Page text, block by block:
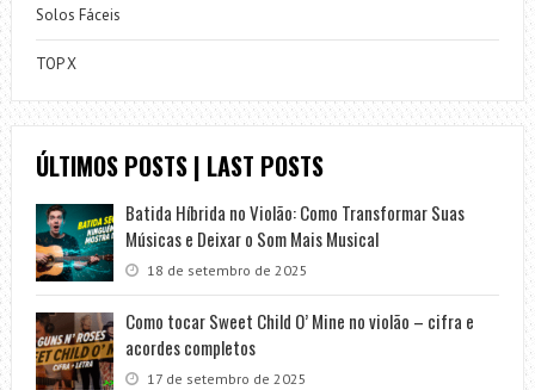
Solos Fáceis
TOP X
ÚLTIMOS POSTS | LAST POSTS
Batida Híbrida no Violão: Como Transformar Suas
Músicas e Deixar o Som Mais Musical
18 de setembro de 2025
Como tocar Sweet Child O’ Mine no violão – cifra e
acordes completos
17 de setembro de 2025